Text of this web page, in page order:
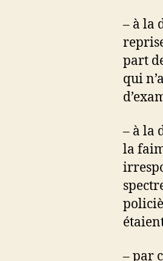
– à la
part
qui
– à la
la
– par